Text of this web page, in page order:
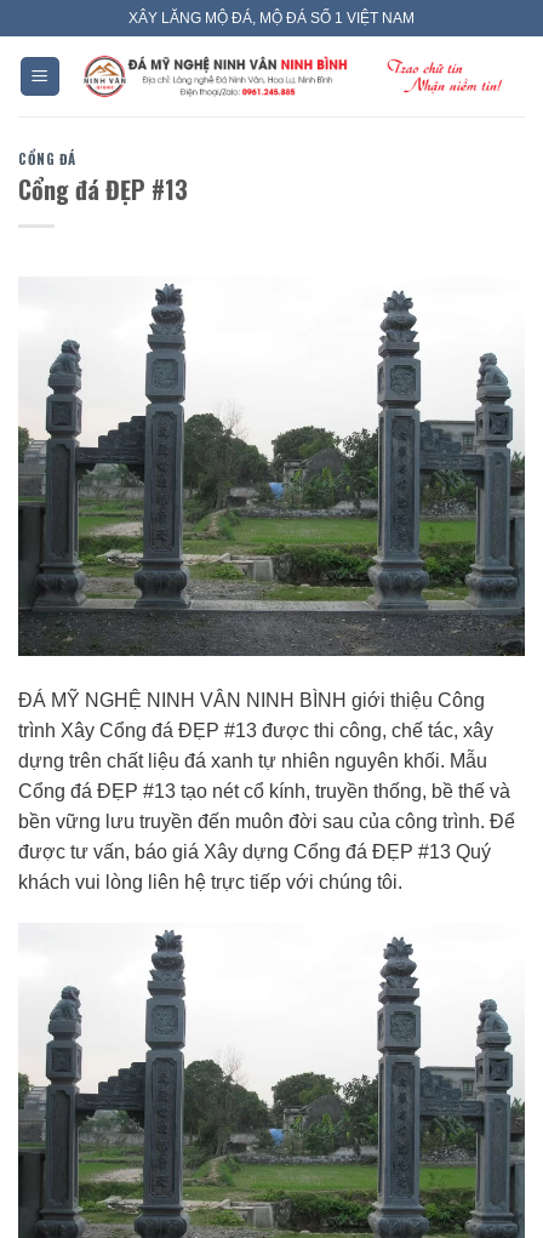
content
XÂY LĂNG MỘ ĐÁ, MỘ ĐÁ SỐ 1 VIỆT NAM
CỔNG ĐÁ
Cổng đá ĐẸP #13
ĐÁ MỸ NGHỆ NINH VÂN NINH BÌNH giới thiệu Công
trình Xây Cổng đá ĐẸP #13 được thi công, chế tác, xây
dựng trên chất liệu đá xanh tự nhiên nguyên khối. Mẫu
Cổng đá ĐẸP #13 tạo nét cổ kính, truyền thống, bề thế và
bền vững lưu truyền đến muôn đời sau của công trình. Để
được tư vấn, báo giá Xây dựng Cổng đá ĐẸP #13 Quý
khách vui lòng liên hệ trực tiếp với chúng tôi.